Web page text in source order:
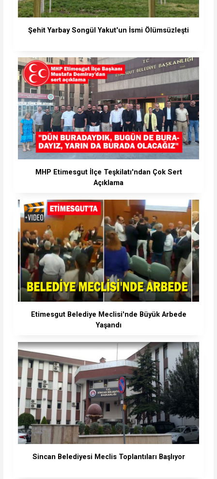
Şehit Yarbay Songül Yakut'un İsmi Ölümsüzleşti
MHP Etimesgut İlçe Teşkilatı'ndan Çok Sert
Açıklama
Etimesgut Belediye Meclisi'nde Büyük Arbede
Yaşandı
Sincan Belediyesi Meclis Toplantıları Başlıyor